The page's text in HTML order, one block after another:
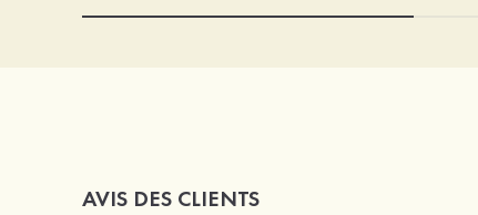
AVIS DES CLIENTS